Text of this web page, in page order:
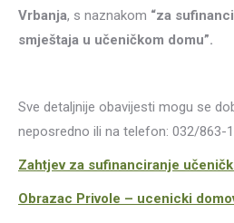
Vrbanja, s naznakom “za
smještaja u učeničkom domu”.
Sve detaljnije obavijesti mogu se
neposredno ili na telefon: 032/863-
Zahtjev za sufinanciranje
Obrazac Privole – ucenicki